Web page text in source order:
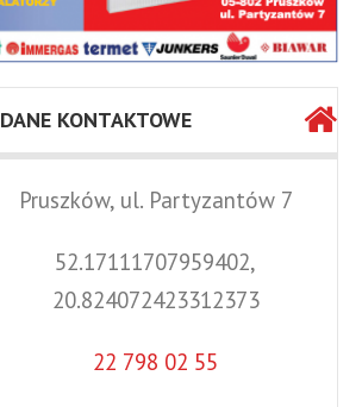
DANE KONTAKTOWE
Pruszków, ul. Partyzantów 7
52.17111707959402,
20.824072423312373
22 798 02 55